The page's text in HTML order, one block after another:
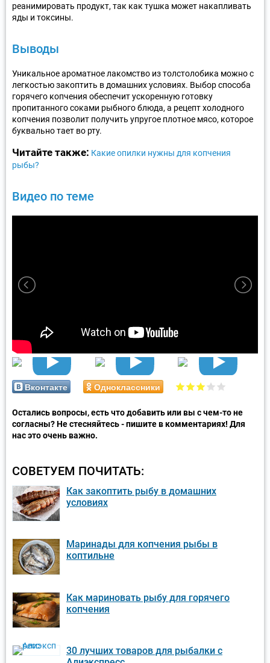
реанимировать продукт, так как тушка может накапливать
яды и токсины.
Выводы
Уникальное ароматное лакомство из толстолобика можно с
легкостью закоптить в домашних условиях. Выбор способа
горячего копчения обеспечит ускоренную готовку
пропитанного соками рыбного блюда, а рецепт холодного
копчения позволит получить упругое плотное мясо, которое
буквально тает во рту.
Читайте также: Какие опилки нужны для копчения
рыбы?
Видео по теме
Вконтакте Одноклассники
Остались вопросы, есть что добавить или вы с чем-то не
согласны? Не стесняйтесь - пишите в комментариях! Для
нас это очень важно.
СОВЕТУЕМ ПОЧИТАТЬ:
Как закоптить рыбу в домашних
условиях
Маринады для копчения рыбы в
коптильне
Как мариновать рыбу для горячего
копчения
30 лучших товаров для рыбалки с